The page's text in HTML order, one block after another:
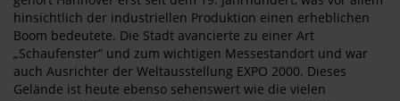
hinsichtlich der industriellen Produktion einen erheblichen
Boom bedeutete. Die Stadt avancierte zu einer Art
„Schaufenster“ und zum wichtigen Messestandort und war
auch Ausrichter der Weltausstellung EXPO 2000. Dieses
Gelände ist heute ebenso sehenswert wie die vielen